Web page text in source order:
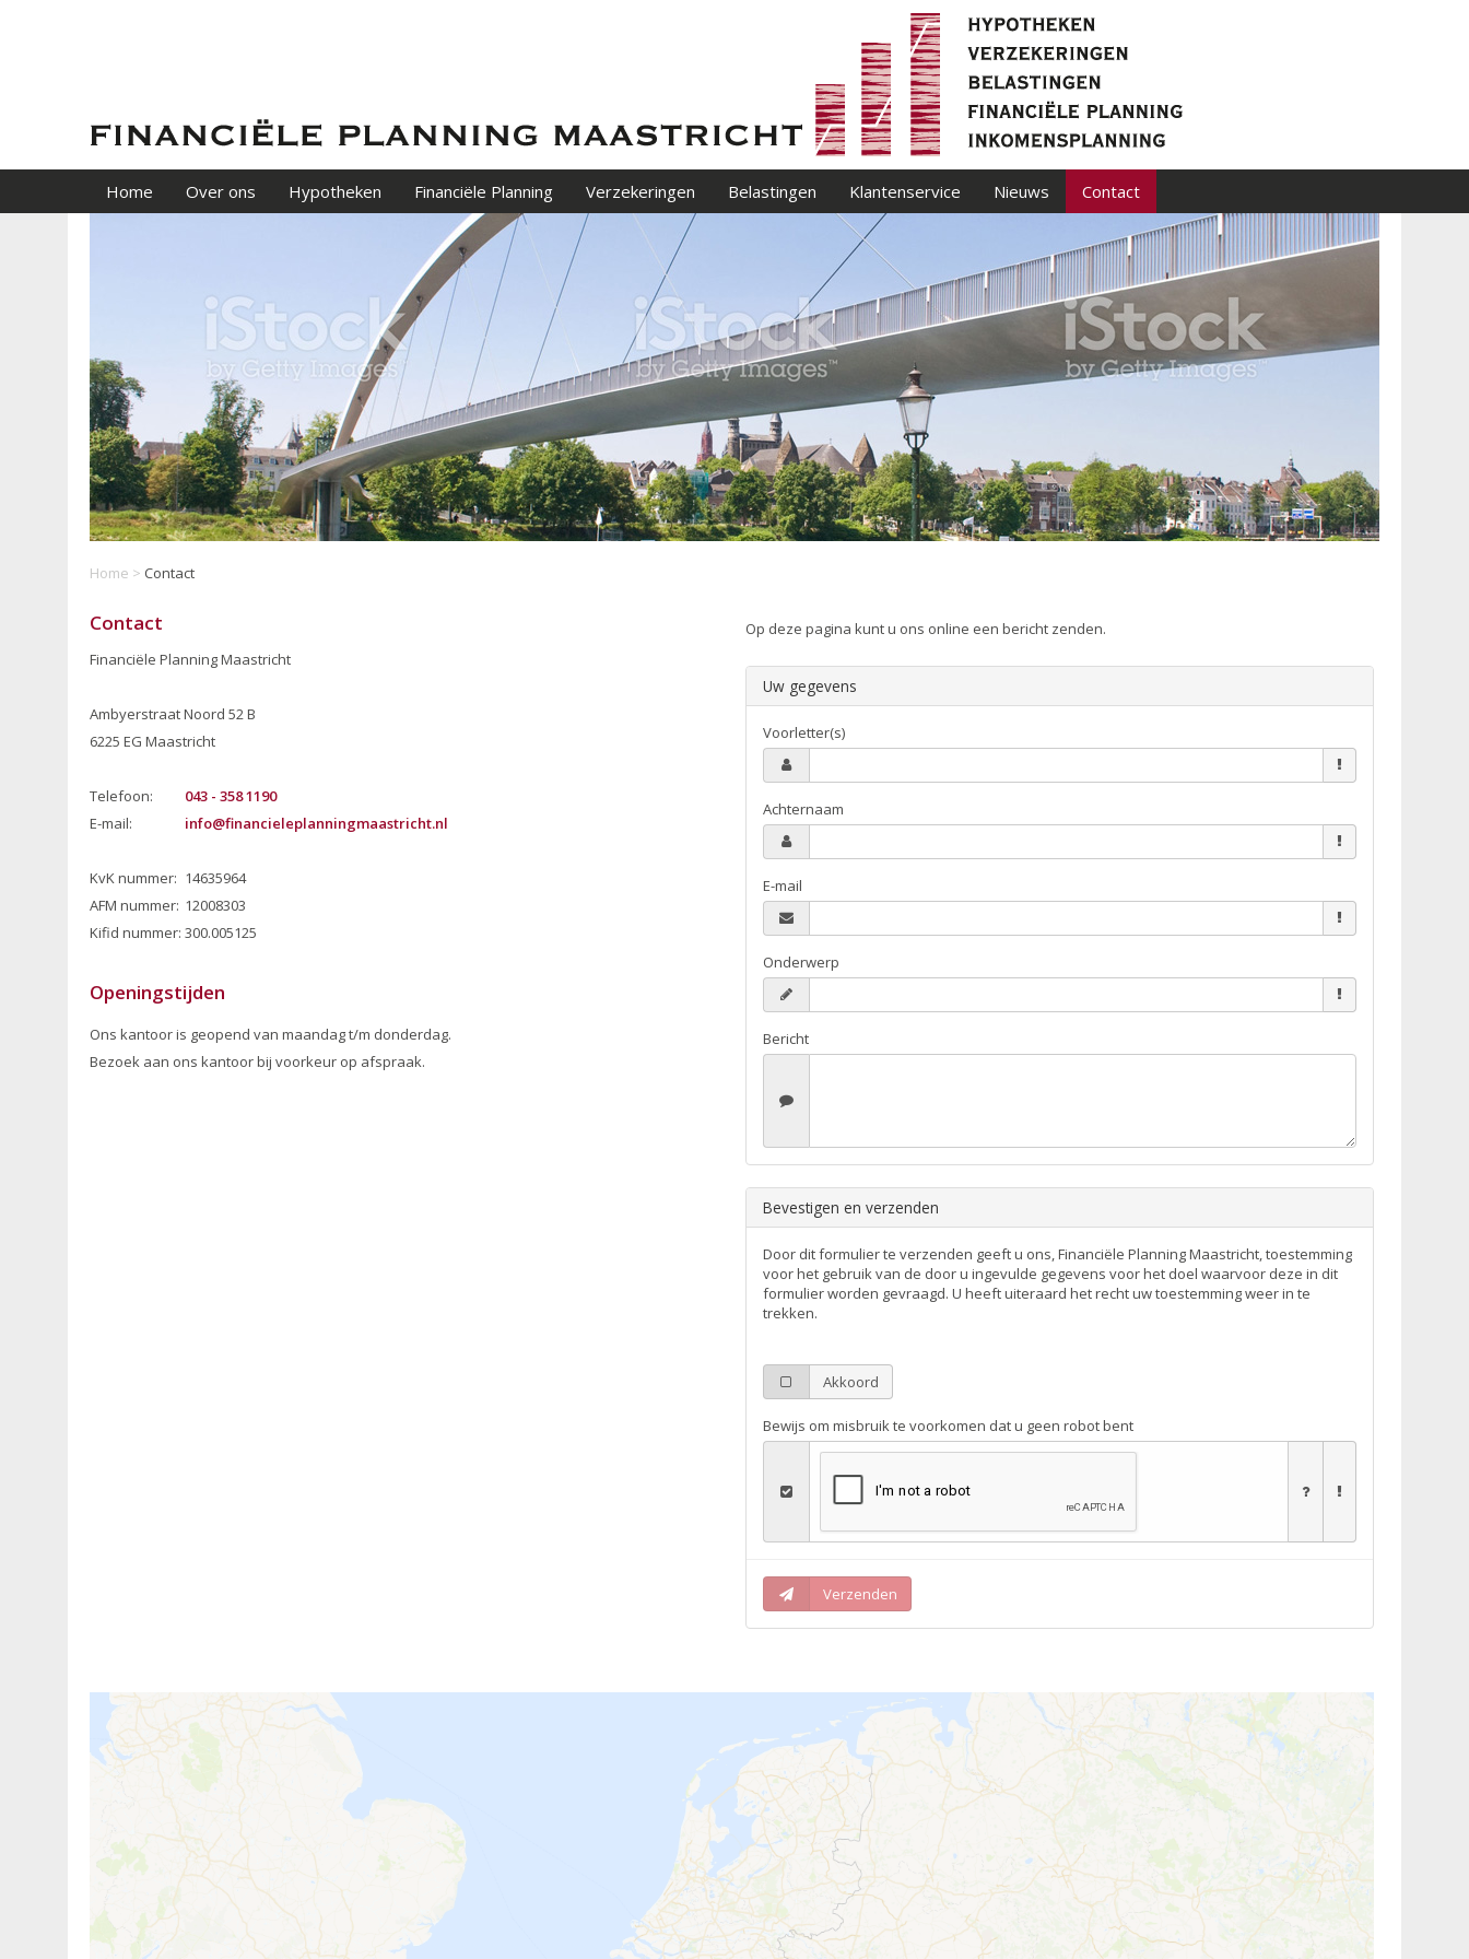
Home > Contact
Contact
Financiële Planning Maastricht
Ambyerstraat Noord 52 B
6225 EG Maastricht
Telefoon:
043 - 358 1190
E-mail:
info@financieleplanningmaastricht.nl
KvK nummer: 14635964
AFM nummer: 12008303
Kifid nummer: 300.005125
Openingstijden
Ons kantoor is geopend van maandag t/m donderdag.
Bezoek aan ons kantoor bij voorkeur op afspraak.
Home Over ons Hypotheken Financiële Planning Verzekeringen Belastingen Klantenservice Nieuws Contact